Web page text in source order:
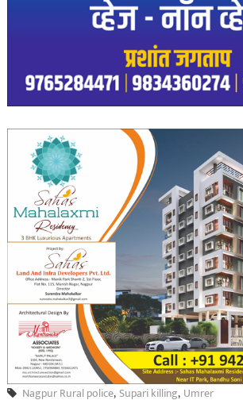
Nagpur Rural police,Supari killing, Umrer